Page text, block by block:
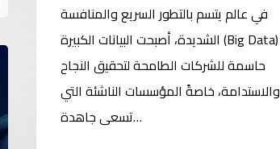
في عالم يتسم بالتطور السريع والمنافسة
الشديدة، أصبحت البيانات الكبيرة (Big Data) أداة
حاسمة للشركات الطامحة لتحقيق النجاح
والاستدامة، خاصةً المؤسسات الناشئة التي
تسعى جاهدة…